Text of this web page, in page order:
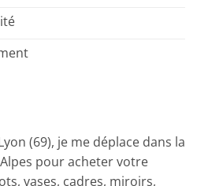
(69), je me déplace dans la
pour acheter votre
vases, cadres, miroirs,